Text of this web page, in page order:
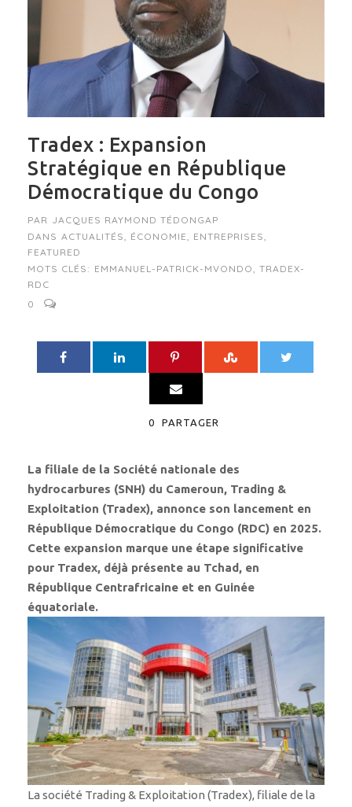
Tradex : Expansion
Stratégique en République
Démocratique du Congo
PAR JACQUES RAYMOND TÉDONGAP
DANS ACTUALITÉS, ÉCONOMIE, ENTREPRISES,
FEATURED
MOTS CLÉS: EMMANUEL-PATRICK-MVONDO, TRADEX-
RDC
0
0 PARTAGER
La filiale de la Société nationale des
hydrocarbures (SNH) du Cameroun, Trading &
Exploitation (Tradex), annonce son lancement en
République Démocratique du Congo (RDC) en 2025.
Cette expansion marque une étape significative
pour Tradex, déjà présente au Tchad, en
République Centrafricaine et en Guinée
équatoriale.
La société Trading & Exploitation (Tradex), filiale de la